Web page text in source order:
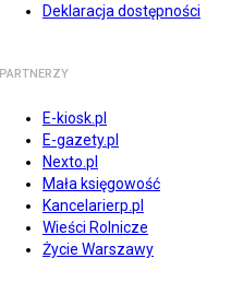
Deklaracja dostępności
PARTNERZY
E-kiosk.pl
E-gazety.pl
Nexto.pl
Mała księgowość
Kancelarierp.pl
Wieści Rolnicze
Życie Warszawy